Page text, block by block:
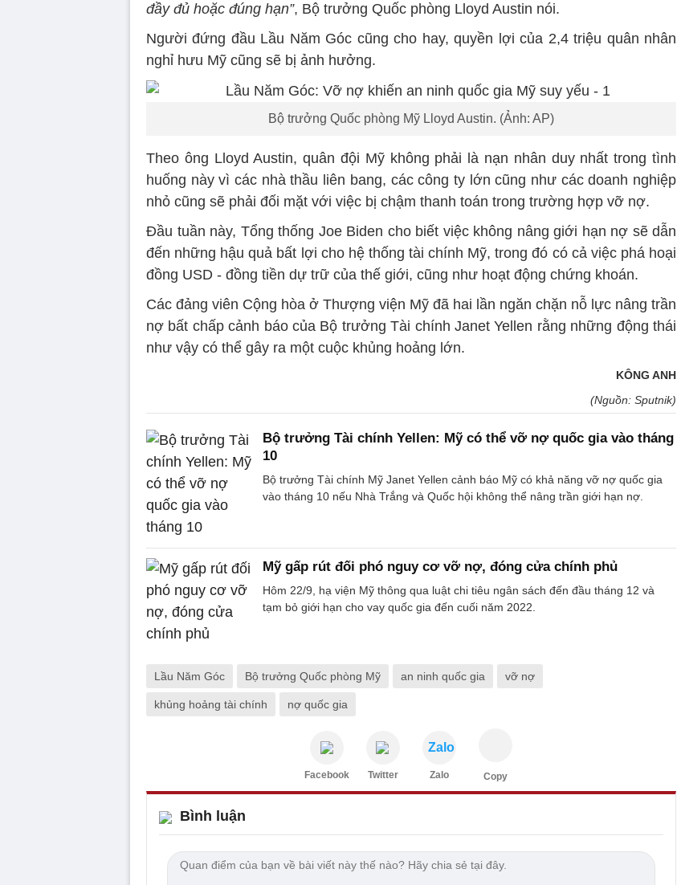
đầy đủ hoặc đúng hạn”, Bộ trưởng Quốc phòng Lloyd Austin nói.
Người đứng đầu Lầu Năm Góc cũng cho hay, quyền lợi của 2,4 triệu quân nhân
nghỉ hưu Mỹ cũng sẽ bị ảnh hưởng.
Bộ trưởng Quốc phòng Mỹ Lloyd Austin. (Ảnh: AP)
Theo ông Lloyd Austin, quân đội Mỹ không phải là nạn nhân duy nhất trong tình
huống này vì các nhà thầu liên bang, các công ty lớn cũng như các doanh nghiệp
nhỏ cũng sẽ phải đối mặt với việc bị chậm thanh toán trong trường hợp vỡ nợ.
Đầu tuần này, Tổng thống Joe Biden cho biết việc không nâng giới hạn nợ sẽ dẫn
đến những hậu quả bất lợi cho hệ thống tài chính Mỹ, trong đó có cả việc phá hoại
đồng USD - đồng tiền dự trữ của thế giới, cũng như hoạt động chứng khoán.
Các đảng viên Cộng hòa ở Thượng viện Mỹ đã hai lần ngăn chặn nỗ lực nâng trần
nợ bất chấp cảnh báo của Bộ trưởng Tài chính Janet Yellen rằng những động thái
như vậy có thể gây ra một cuộc khủng hoảng lớn.
KÔNG ANH
(Nguồn: Sputnik)
Bộ trưởng Tài chính Yellen: Mỹ có thể vỡ nợ quốc gia vào tháng
10
Bộ trưởng Tài chính Mỹ Janet Yellen cảnh báo Mỹ có khả năng vỡ nợ quốc gia
vào tháng 10 nếu Nhà Trắng và Quốc hội không thể nâng trần giới hạn nợ.
Mỹ gấp rút đối phó nguy cơ vỡ nợ, đóng cửa chính phủ
Hôm 22/9, hạ viện Mỹ thông qua luật chi tiêu ngân sách đến đầu tháng 12 và
tạm bỏ giới hạn cho vay quốc gia đến cuối năm 2022.
Lầu Năm Góc Bộ trưởng Quốc phòng Mỹ an ninh quốc gia vỡ nợ
khủng hoảng tài chính nợ quốc gia
Facebook Twitter
Zalo
Zalo Copy
Bình luận